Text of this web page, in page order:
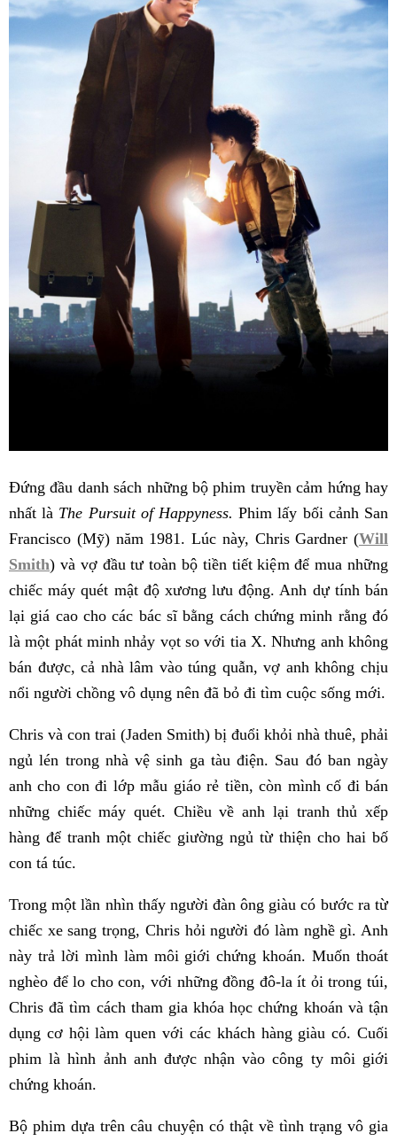
Đứng đầu danh sách những bộ phim truyền cảm hứng hay
nhất là The Pursuit of Happyness. Phim lấy bối cảnh San
Francisco (Mỹ) năm 1981. Lúc này, Chris Gardner (Will
Smith) và vợ đầu tư toàn bộ tiền tiết kiệm để mua những
chiếc máy quét mật độ xương lưu động. Anh dự tính bán
lại giá cao cho các bác sĩ bằng cách chứng minh rằng đó
là một phát minh nhảy vọt so với tia X. Nhưng anh không
bán được, cả nhà lâm vào túng quẫn, vợ anh không chịu
nổi người chồng vô dụng nên đã bỏ đi tìm cuộc sống mới.
Chris và con trai (Jaden Smith) bị đuổi khỏi nhà thuê, phải
ngủ lén trong nhà vệ sinh ga tàu điện. Sau đó ban ngày
anh cho con đi lớp mẫu giáo rẻ tiền, còn mình cố đi bán
những chiếc máy quét. Chiều về anh lại tranh thủ xếp
hàng để tranh một chiếc giường ngủ từ thiện cho hai bố
con tá túc.
Trong một lần nhìn thấy người đàn ông giàu có bước ra từ
chiếc xe sang trọng, Chris hỏi người đó làm nghề gì. Anh
này trả lời mình làm môi giới chứng khoán. Muốn thoát
nghèo để lo cho con, với những đồng đô-la ít ỏi trong túi,
Chris đã tìm cách tham gia khóa học chứng khoán và tận
dụng cơ hội làm quen với các khách hàng giàu có. Cuối
phim là hình ảnh anh được nhận vào công ty môi giới
chứng khoán.
Bộ phim dựa trên câu chuyện có thật về tình trạng vô gia